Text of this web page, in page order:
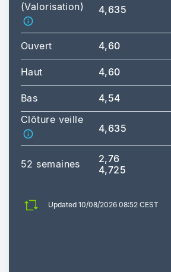
(Valorisation)
4,635
Ouvert 4,60
Haut 4,60
Bas 4,54
Clôture veille
4,635
52 semaines
2,76
4,725
Updated 10/08/2026 08:52 CEST